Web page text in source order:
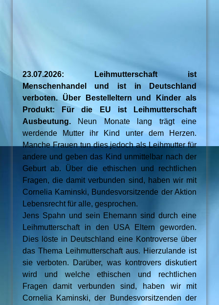
23.07.2026: Leihmutterschaft ist
Menschenhandel und ist in Deutschland
verboten. Über Bestelleltern und Kinder als
Produkt: Für die EU ist Leihmutterschaft
Ausbeutung.Neun Monate lang trägt eine
werdende Mutter ihr Kind unter dem Herzen.
Manche Frauen tun dies jedoch als Leihmutter für
andere und geben das Kind unmittelbar nach der
Geburt ab. Über die ethischen und rechtlichen
Fragen, die damit verbunden sind, haben wir mit
Cornelia Kaminski, Bundesvorsitzende der Aktion
Lebensrecht für alle, gesprochen.
Jens Spahn und sein Ehemann sind durch eine
Leihmutterschaft in den USA Eltern geworden.
Dies löste in Deutschland eine Kontroverse über
das Thema Leihmutterschaft aus. Hierzulande ist
sie verboten. Darüber, was kontrovers diskutiert
wird und welche ethischen und rechtlichen
Fragen damit verbunden sind, haben wir mit
Cornelia Kaminski, der Bundesvorsitzenden der